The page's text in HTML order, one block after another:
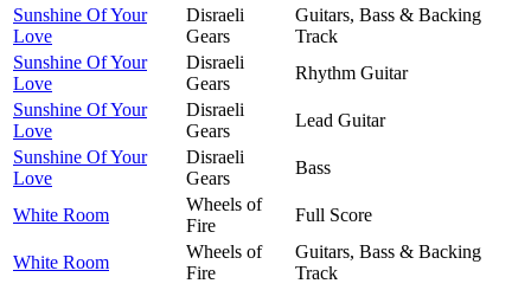
Sunshine Of Your
Love
Disraeli
Gears
Guitars, Bass & Backing
Track
Sunshine Of Your
Love
Disraeli
Gears
Rhythm Guitar
Sunshine Of Your
Love
Disraeli
Gears
Lead Guitar
Sunshine Of Your
Love
Disraeli
Gears
Bass
White Room
Wheels of
Fire
Full Score
White Room
Wheels of
Fire
Guitars, Bass & Backing
Track